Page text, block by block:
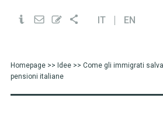
IT EN
Homepage>> Idee>> Come gli immigrati
pensioni italiane